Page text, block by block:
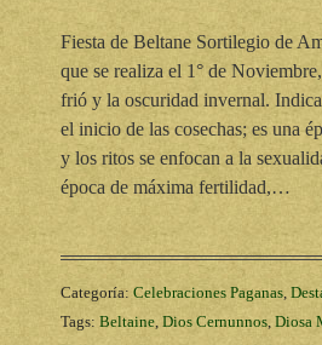
Fiesta de Beltane Sortilegio de
que se realiza el 1° de
frió y la oscuridad invernal.
el inicio de las cosechas; es una
y los ritos se enfocan a la
época de máxima fertilidad,…
Categoría: Celebraciones Paganas,
Tags: Beltaine, Dios Cernunnos, Diosa